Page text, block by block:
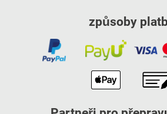
způsoby